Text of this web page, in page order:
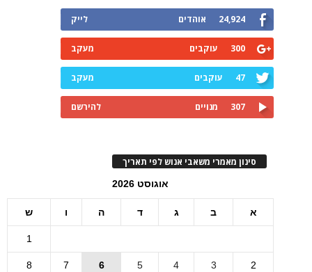
24,924 אוהדים לייק
300 עוקבים מעקב
47 עוקבים מעקב
307 מנויים להירשם
סינון מאמרי משאבי אנוש לפי תאריך
אוגוסט 2026
א ב ג ד ה ו ש
1
2
3
4
5
6
7
8